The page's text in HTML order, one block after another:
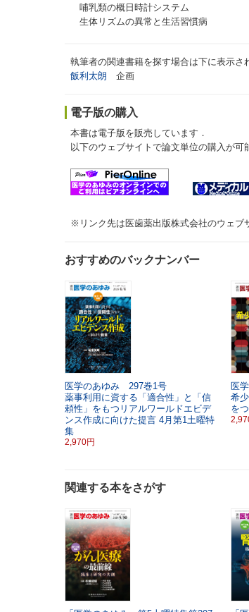
哺乳類の概日時計システム
生体リズムの異常と生活習慣病
執筆者の関連書籍を探す場合は下に表示さ
飯利太朗 企画
電子版の購入
本書は電子版を販売しています．
以下のウェブサイトで論文単位の購入が可
※リンク先は医歯薬出版株式会社のウェブ
おすすめのバックナンバー
医学のあゆみ 297巻1号
薬事利用に資する「適合性」と「信
頼性」をもつリアルワールドエビデ
ンス作成に向けた提言 4月第1土曜特
集
2,970円
医
希
を
関連する本をさがす